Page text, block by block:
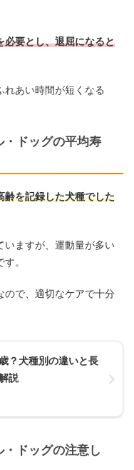
必要とし、退屈になると
あい時間が短くなる
ドッグの平均寿
齢を記録した犬種でした
いますが、運動量が多い
。
ので、適切なケアで十分
？犬種別の違いと長
説
ドッグの注意し